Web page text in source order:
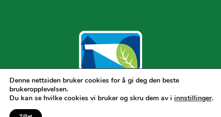
Denne nettsiden bruker cookies for å gi deg den beste
brukeropplevelsen.
Du kan se hvilke cookies vi bruker og skru dem av i innstillinger.